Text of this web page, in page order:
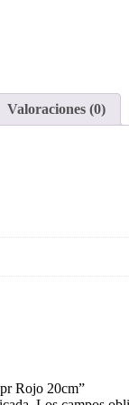
Valoraciones (0)
Rojo 20cm”